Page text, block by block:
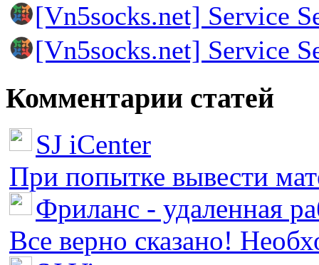
[Vn5socks.net] Service
[Vn5socks.net] Service
Комментарии статей
SJ iCenter
При попытке вывести
Фриланс - удаленная
Все верно сказано!